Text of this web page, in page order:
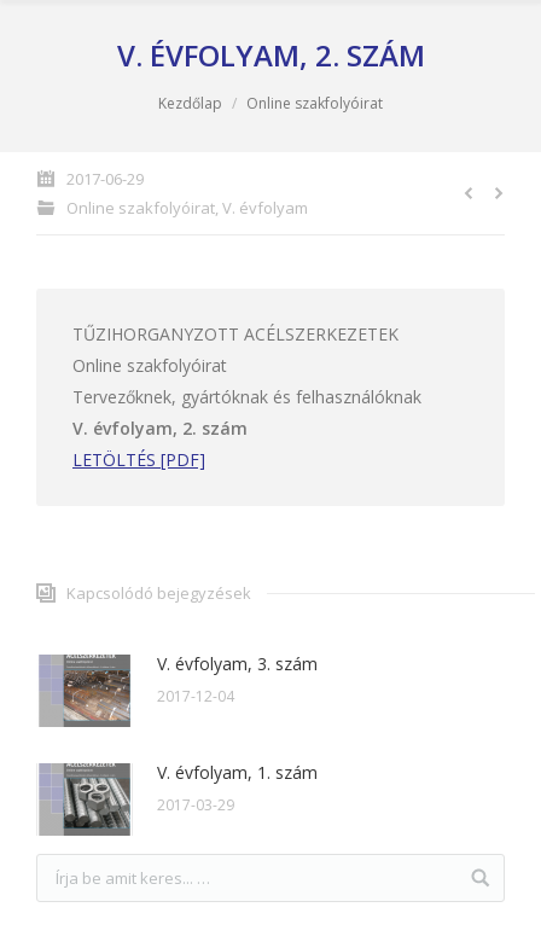
V. ÉVFOLYAM, 2. SZÁM
Kezdőlap Online szakfolyóirat
2017-06-29
Online szakfolyóirat, V. évfolyam
TŰZIHORGANYZOTT ACÉLSZERKEZETEK
Online szakfolyóirat
Tervezőknek, gyártóknak és felhasználóknak
V. évfolyam, 2. szám
LETÖLTÉS [PDF]
Kapcsolódó bejegyzések
V. évfolyam, 3. szám
2017-12-04
V. évfolyam, 1. szám
2017-03-29